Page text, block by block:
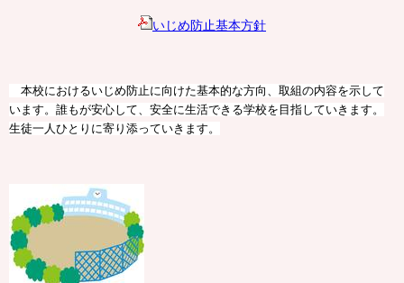
いじめ防止基本方針
本校におけるいじめ防止に向けた基本的な方向、取組の内容を示して
います。誰もが安心して、安全に生活できる学校を目指していきます。
生徒一人ひとりに寄り添っていきます。